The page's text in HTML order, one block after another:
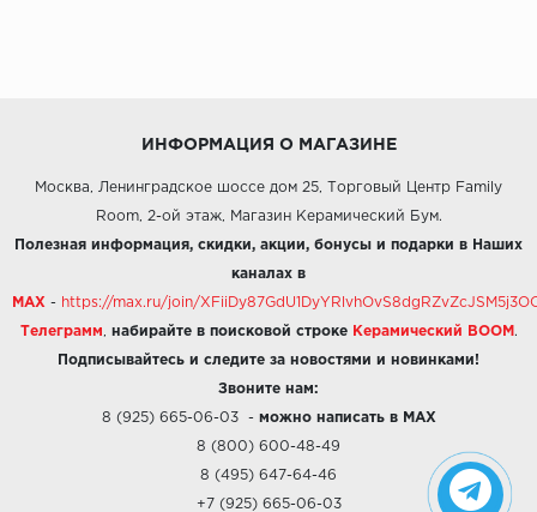
ИНФОРМАЦИЯ О МАГАЗИНЕ
Москва, Ленинградское шоссе дом 25, Торговый Центр Family
Room, 2-ой этаж, Магазин Керамический Бум.
Полезная информация, скидки, акции, бонусы и подарки в Наших
каналах в
MAX - https://max.ru/join/
Телеграмм набирайте в поисковой строке Керамический BOOM .
Подписывайтесь и следите за новостями и новинками!
Звоните нам:
8 (925) 665-06-03- можно написать в MAX
8 (800) 600-48-49
8 (495) 647-64-46
+7 (925) 665-06-03